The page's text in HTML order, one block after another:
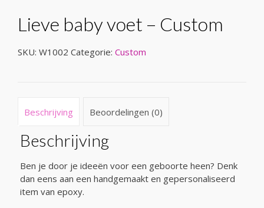
Lieve baby voet – Custom
SKU: W1002 Categorie: Custom
Beschrijving Beoordelingen (0)
Beschrijving
Ben je door je ideeën voor een geboorte heen? Denk
dan eens aan een handgemaakt en gepersonaliseerd
item van epoxy.